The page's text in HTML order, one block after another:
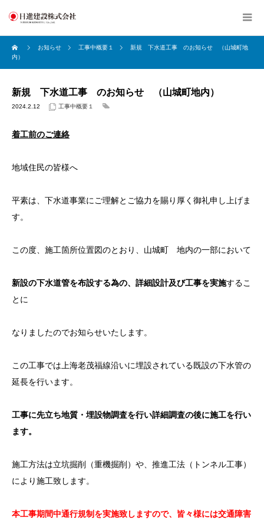
お知らせ 工事中概要１
新規 下水道工事 のお知らせ （山城町地
内）
新規 下水道工事 のお知らせ （山城町地内）
2024.2.12 工事中概要１
着工前のご連絡
地域住民の皆様へ
平素は、下水道事業にご理解とご協力を賜り厚く御礼申し上げま
す。
この度、施工箇所位置図のとおり、山城町 地内の一部において
新設の下水道管を布設する為の、詳細設計及び工事を実施するこ
とに
なりましたのでお知らせいたします。
この工事では上海老茂福線沿いに埋設されている既設の下水管の
延長を行います。
工事に先立ち地質・埋設物調査を行い詳細調査の後に施工を行い
ます。
施工方法は立坑掘削（重機掘削）や、推進工法（トンネル工事）
により施工致します。
本工事期間中通行規制を実施致しますので、皆々様には交通障害